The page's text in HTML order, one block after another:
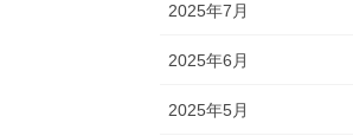
2025年7月
2025年6月
2025年5月